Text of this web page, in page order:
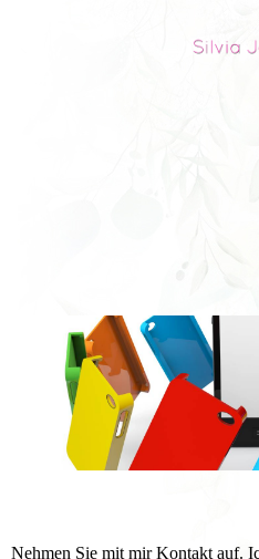
Nehmen Sie mit mir Kontakt auf.